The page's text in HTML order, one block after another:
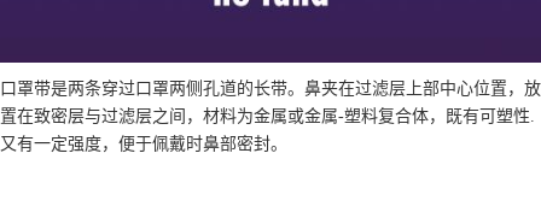
口罩带是两条穿过口罩两侧孔道的长带。鼻夹在过滤层上部中心位置，放
置在致密层与过滤层之间，材料为金属或金属-塑料复合体，既有可塑性.
又有一定强度，便于佩戴时鼻部密封。